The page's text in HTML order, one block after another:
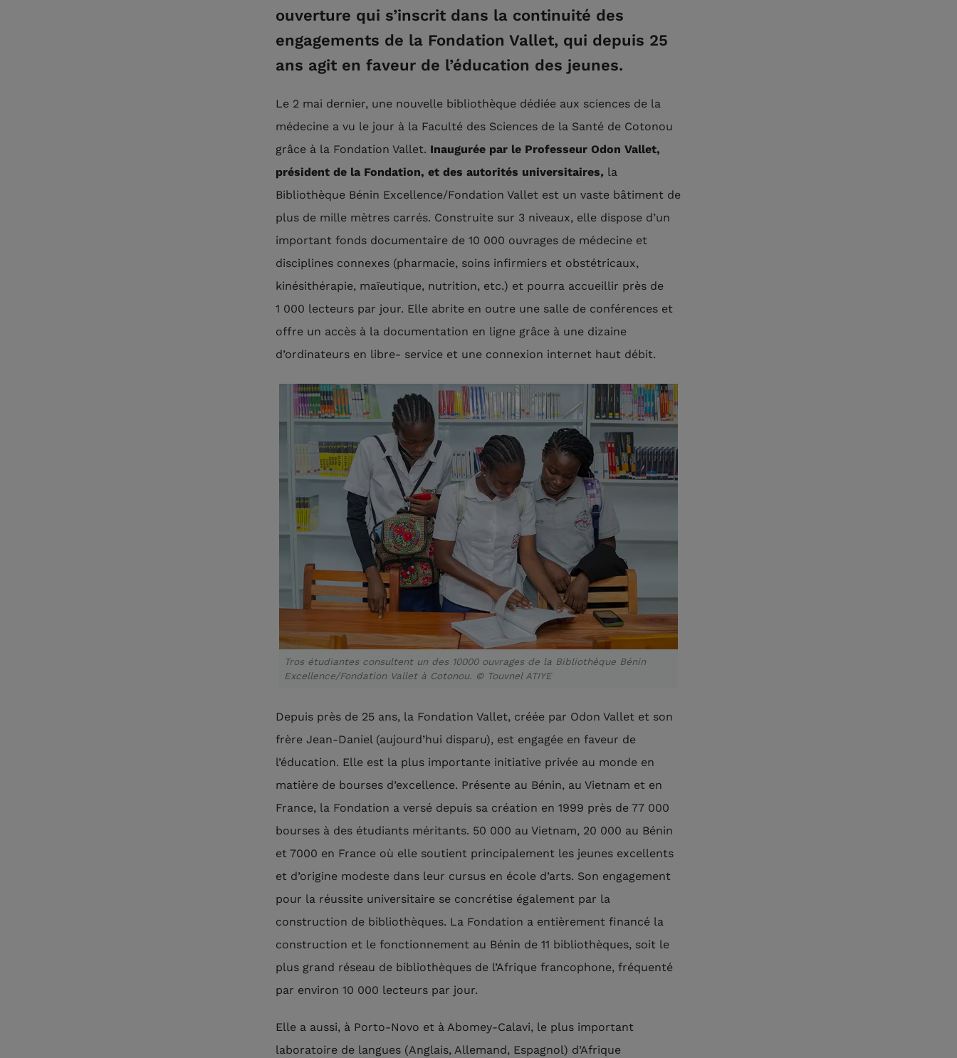
ouverture qui s’inscrit dans la continuité des
engagements de la Fondation Vallet, qui depuis 25
ans agit en faveur de l’éducation des jeunes.
Le 2 mai dernier, une nouvelle bibliothèque dédiée aux sciences de la
médecine a vu le jour à la Faculté des Sciences de la Santé de Cotonou
grâce à la Fondation Vallet. Inaugurée par le Professeur Odon Vallet,
président de la Fondation, et des autorités universitaires, la
Bibliothèque Bénin Excellence/Fondation Vallet est un vaste bâtiment de
plus de mille mètres carrés. Construite sur 3 niveaux, elle dispose d’un
important fonds documentaire de 10­ 000 ouvrages de médecine et
disciplines connexes (pharmacie, soins infirmiers et obstétricaux,
kinésithérapie, maïeutique, nutrition, etc.) et pourra accueillir près de
1 000 lecteurs par jour. Elle abrite en outre une salle de conférences et
offre un accès à la documentation en ligne grâce à une dizaine
d’ordinateurs en libre- service et une connexion internet haut débit.
Tros étudiantes consultent un des 10000 ouvrages de la Bibliothèque Bénin
Excellence/Fondation Vallet à Cotonou. © Touvnel ATIYE
Depuis près de 25 ans, la Fondation Vallet, créée par Odon Vallet et son
frère Jean-Daniel (aujourd’hui disparu), est engagée en faveur de
l’éducation. Elle est la plus importante initiative privée au monde en
matière de bourses d’excellence. Présente au Bénin, au Vietnam et en
France, la Fondation a versé depuis sa création en 1999 près de 77 000
bourses à des étudiants méritants. 50 000 au Vietnam, 20 000 au Bénin
et 7000 en France où elle soutient principalement les jeunes excellents
et d’origine modeste dans leur cursus en école d’arts. Son engagement
pour la réussite universitaire se concrétise également par la
construction de bibliothèques. La Fondation a entièrement financé la
construction et le fonctionnement au Bénin de 11 bibliothèques, soit le
plus grand réseau de bibliothèques de l’Afrique francophone, fréquenté
par environ 10 000 lecteurs par jour.
Elle a aussi, à Porto-Novo et à Abomey-Calavi, le plus important
laboratoire de langues (Anglais, Allemand, Espagnol) d’Afrique